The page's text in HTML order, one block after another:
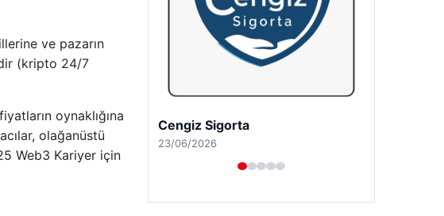
ve pazarın
(kripto 24/7
oynaklığına
olağanüstü
Web3 Kariyer için
Hastaş Beton
26/05/2026